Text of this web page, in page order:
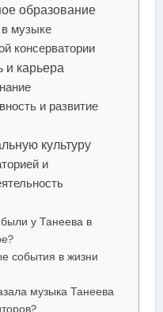
образование
музыке
консерватории
и карьера
и развитие
культуру
и
у Танеева в
события в жизни
музыка Танеева